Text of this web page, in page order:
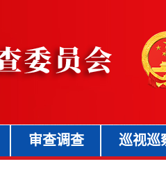
审查调查 巡视巡